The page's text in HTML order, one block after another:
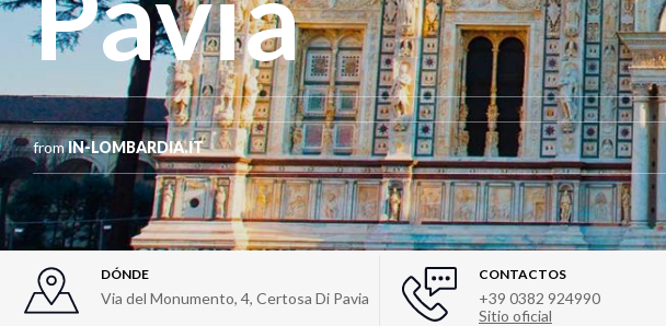
fromIN-LOMBARDIA.IT
DÓNDE
Via del Monumento, 4, Certosa Di Pavia
CONTACTOS
+39 0382 924990
Sitio oficial